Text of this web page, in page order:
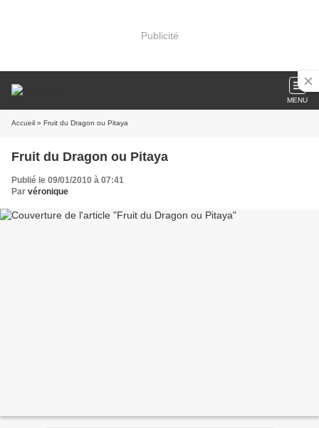
Publicité
MENU
Accueil » Fruit du Dragon ou Pitaya
Fruit du Dragon ou Pitaya
Publié le 09/01/2010 à 07:41
Par véronique